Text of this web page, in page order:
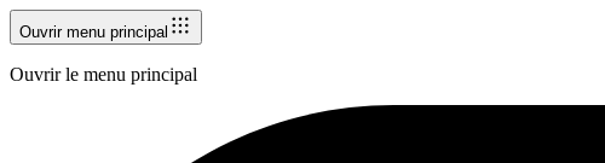
Ouvrir menu principal
Ouvrir le menu principal